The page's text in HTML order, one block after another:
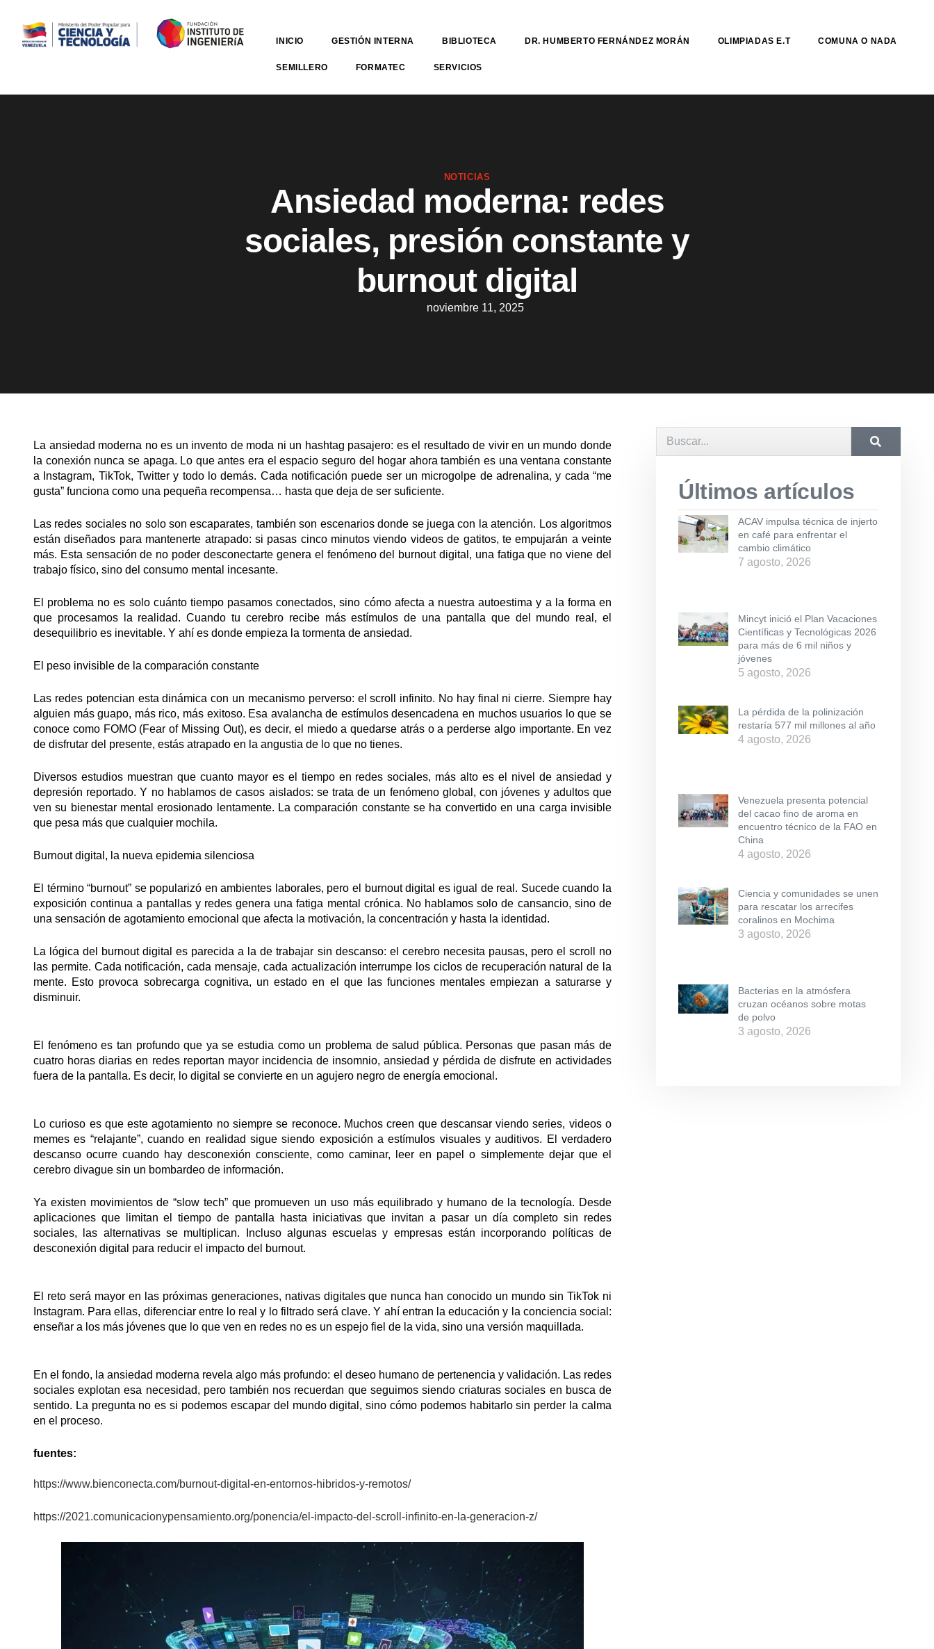
INICIO GESTIÓN INTERNA BIBLIOTECA DR. HUMBERTO FERNÁNDEZ MORÁN OLIMPIADAS E.T COMUNA O NADA
SEMILLERO FORMATEC SERVICIOS
NOTICIAS
Ansiedad moderna: redes
sociales, presión constante y
burnout digital
noviembre 11, 2025
La ansiedad moderna no es un invento de moda ni un hashtag pasajero: es el resultado de vivir en un mundo donde
la conexión nunca se apaga. Lo que antes era el espacio seguro del hogar ahora también es una ventana constante
a Instagram, TikTok, Twitter y todo lo demás. Cada notificación puede ser un microgolpe de adrenalina, y cada “me
gusta” funciona como una pequeña recompensa… hasta que deja de ser suficiente.
Las redes sociales no solo son escaparates, también son escenarios donde se juega con la atención. Los algoritmos
están diseñados para mantenerte atrapado: si pasas cinco minutos viendo videos de gatitos, te empujarán a veinte
más. Esta sensación de no poder desconectarte genera el fenómeno del burnout digital, una fatiga que no viene del
trabajo físico, sino del consumo mental incesante.
El problema no es solo cuánto tiempo pasamos conectados, sino cómo afecta a nuestra autoestima y a la forma en
que procesamos la realidad. Cuando tu cerebro recibe más estímulos de una pantalla que del mundo real, el
desequilibrio es inevitable. Y ahí es donde empieza la tormenta de ansiedad.
El peso invisible de la comparación constante
Las redes potencian esta dinámica con un mecanismo perverso: el scroll infinito. No hay final ni cierre. Siempre hay
alguien más guapo, más rico, más exitoso. Esa avalancha de estímulos desencadena en muchos usuarios lo que se
conoce como FOMO (Fear of Missing Out), es decir, el miedo a quedarse atrás o a perderse algo importante. En vez
de disfrutar del presente, estás atrapado en la angustia de lo que no tienes.
Diversos estudios muestran que cuanto mayor es el tiempo en redes sociales, más alto es el nivel de ansiedad y
depresión reportado. Y no hablamos de casos aislados: se trata de un fenómeno global, con jóvenes y adultos que
ven su bienestar mental erosionado lentamente. La comparación constante se ha convertido en una carga invisible
que pesa más que cualquier mochila.
Burnout digital, la nueva epidemia silenciosa
El término “burnout” se popularizó en ambientes laborales, pero el burnout digital es igual de real. Sucede cuando la
exposición continua a pantallas y redes genera una fatiga mental crónica. No hablamos solo de cansancio, sino de
una sensación de agotamiento emocional que afecta la motivación, la concentración y hasta la identidad.
La lógica del burnout digital es parecida a la de trabajar sin descanso: el cerebro necesita pausas, pero el scroll no
las permite. Cada notificación, cada mensaje, cada actualización interrumpe los ciclos de recuperación natural de la
mente. Esto provoca sobrecarga cognitiva, un estado en el que las funciones mentales empiezan a saturarse y
disminuir.
El fenómeno es tan profundo que ya se estudia como un problema de salud pública. Personas que pasan más de
cuatro horas diarias en redes reportan mayor incidencia de insomnio, ansiedad y pérdida de disfrute en actividades
fuera de la pantalla. Es decir, lo digital se convierte en un agujero negro de energía emocional.
Lo curioso es que este agotamiento no siempre se reconoce. Muchos creen que descansar viendo series, videos o
memes es “relajante”, cuando en realidad sigue siendo exposición a estímulos visuales y auditivos. El verdadero
descanso ocurre cuando hay desconexión consciente, como caminar, leer en papel o simplemente dejar que el
cerebro divague sin un bombardeo de información.
Ya existen movimientos de “slow tech” que promueven un uso más equilibrado y humano de la tecnología. Desde
aplicaciones que limitan el tiempo de pantalla hasta iniciativas que invitan a pasar un día completo sin redes
sociales, las alternativas se multiplican. Incluso algunas escuelas y empresas están incorporando políticas de
desconexión digital para reducir el impacto del burnout.
El reto será mayor en las próximas generaciones, nativas digitales que nunca han conocido un mundo sin TikTok ni
Instagram. Para ellas, diferenciar entre lo real y lo filtrado será clave. Y ahí entran la educación y la conciencia social:
enseñar a los más jóvenes que lo que ven en redes no es un espejo fiel de la vida, sino una versión maquillada.
En el fondo, la ansiedad moderna revela algo más profundo: el deseo humano de pertenencia y validación. Las redes
sociales explotan esa necesidad, pero también nos recuerdan que seguimos siendo criaturas sociales en busca de
sentido. La pregunta no es si podemos escapar del mundo digital, sino cómo podemos habitarlo sin perder la calma
en el proceso.
fuentes:
https://www.bienconecta.com/burnout-digital-en-entornos-hibridos-y-remotos/
https://2021.comunicacionypensamiento.org/ponencia/el-impacto-del-scroll-infinito-en-la-generacion-z/
Últimos artículos
ACAV impulsa técnica de injerto
en café para enfrentar el
cambio climático
7 agosto, 2026
Mincyt inició el Plan Vacaciones
Científicas y Tecnológicas 2026
para más de 6 mil niños y
jóvenes
5 agosto, 2026
La pérdida de la polinización
restaría 577 mil millones al año
4 agosto, 2026
Venezuela presenta potencial
del cacao fino de aroma en
encuentro técnico de la FAO en
China
4 agosto, 2026
Ciencia y comunidades se unen
para rescatar los arrecifes
coralinos en Mochima
3 agosto, 2026
Bacterias en la atmósfera
cruzan océanos sobre motas
de polvo
3 agosto, 2026